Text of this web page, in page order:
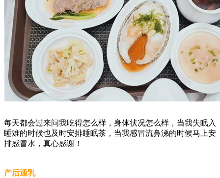
每天都会过来问我吃得怎么样，身体状况怎么样，当我失眠入
睡难的时候也及时安排睡眠茶，当我感冒流鼻涕的时候马上安
排感冒水，真心感谢！
产后通乳